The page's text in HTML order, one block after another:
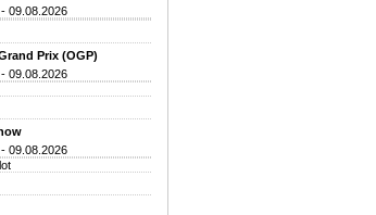
09.08.2026
Prix (OGP)
09.08.2026
09.08.2026